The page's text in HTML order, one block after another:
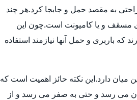
به مقصد حمل و جابجا کرد.هر چند
مسقف و یا کامیونت است.چون این
باربری و حمل آنها نیازمند استفاده
میان دارد.این نکته حائز اهمیت است که
می رسد و حتی به صفر می رسد و از